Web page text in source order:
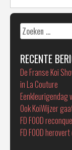
Zoeken
naar:
RECENTE
De Franse Koi
in La Couture
Eenkleurigendag
Ook KoiWijzer
FD FOOD
FD FOOD